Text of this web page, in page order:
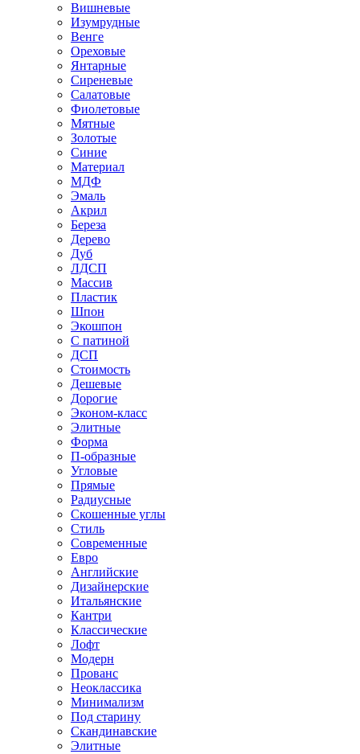
Вишневые
Изумрудные
Венге
Ореховые
Янтарные
Сиреневые
Салатовые
Фиолетовые
Мятные
Золотые
Синие
Материал
МДФ
Эмаль
Акрил
Береза
Дерево
Дуб
ЛДСП
Массив
Пластик
Шпон
Экошпон
С патиной
ДСП
Стоимость
Дешевые
Дорогие
Эконом-класс
Элитные
Форма
П-образные
Угловые
Прямые
Радиусные
Скошенные углы
Стиль
Современные
Евро
Английские
Дизайнерские
Итальянские
Кантри
Классические
Лофт
Модерн
Прованс
Неоклассика
Минимализм
Под старину
Скандинавские
Элитные